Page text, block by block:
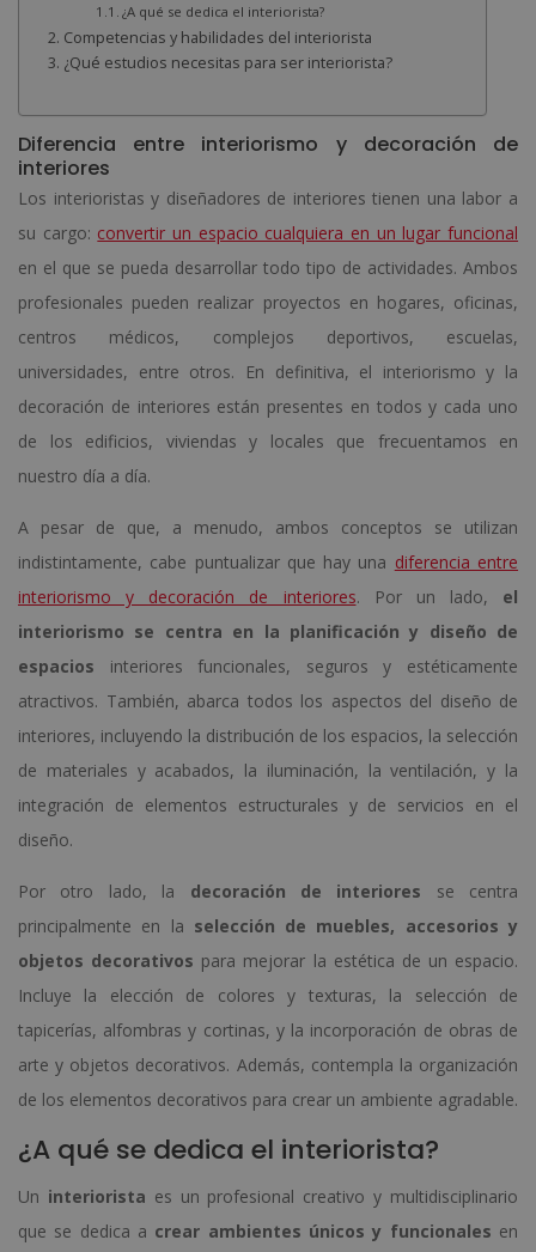
¿A qué se dedica el interiorista?
Competencias y habilidades del interiorista
¿Qué estudios necesitas para ser interiorista?
Diferencia entre interiorismo y decoración de
interiores
Los interioristas y diseñadores de interiores tienen una labor a
su cargo: convertir un espacio cualquiera en un lugar funcional
en el que se pueda desarrollar todo tipo de actividades. Ambos
profesionales pueden realizar proyectos en hogares, oficinas,
centros médicos, complejos deportivos, escuelas,
universidades, entre otros. En definitiva, el interiorismo y la
decoración de interiores están presentes en todos y cada uno
de los edificios, viviendas y locales que frecuentamos en
nuestro día a día.
A pesar de que, a menudo, ambos conceptos se utilizan
indistintamente, cabe puntualizar que hay una diferencia entre
interiorismo y decoración de interiores. Por un lado, el
interiorismo se centra en la planificación y diseño de
espacios interiores funcionales, seguros y estéticamente
atractivos. También, abarca todos los aspectos del diseño de
interiores, incluyendo la distribución de los espacios, la selección
de materiales y acabados, la iluminación, la ventilación, y la
integración de elementos estructurales y de servicios en el
diseño.
Por otro lado, la decoración de interiores se centra
principalmente en la selección de muebles, accesorios y
objetos decorativos para mejorar la estética de un espacio.
Incluye la elección de colores y texturas, la selección de
tapicerías, alfombras y cortinas, y la incorporación de obras de
arte y objetos decorativos. Además, contempla la organización
de los elementos decorativos para crear un ambiente agradable.
¿A qué se dedica el interiorista?
Un interiorista es un profesional creativo y multidisciplinario
que se dedica a crear ambientes únicos y funcionales en